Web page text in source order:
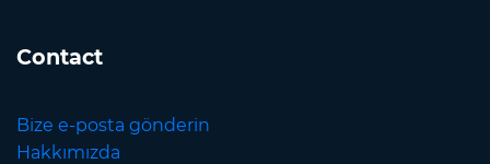
Contact
Bize e-posta gönderin
Hakkımızda